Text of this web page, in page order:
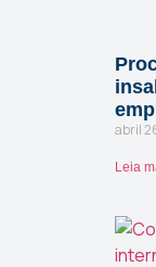
abril
Leia